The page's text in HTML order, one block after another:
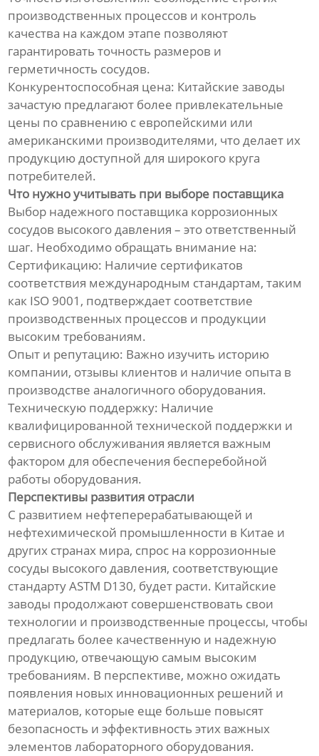
производственных процессов и контроль
качества на каждом этапе позволяют
гарантировать точность размеров и
герметичность сосудов.
Конкурентоспособная цена: Китайские заводы
зачастую предлагают более привлекательные
цены по сравнению с европейскими или
американскими производителями, что делает их
продукцию доступной для широкого круга
потребителей.
Что нужно учитывать при выборе поставщика
Выбор надежного поставщика коррозионных
сосудов высокого давления – это ответственный
шаг. Необходимо обращать внимание на:
Сертификацию: Наличие сертификатов
соответствия международным стандартам, таким
как ISO 9001, подтверждает соответствие
производственных процессов и продукции
высоким требованиям.
Опыт и репутацию: Важно изучить историю
компании, отзывы клиентов и наличие опыта в
производстве аналогичного оборудования.
Техническую поддержку: Наличие
квалифицированной технической поддержки и
сервисного обслуживания является важным
фактором для обеспечения бесперебойной
работы оборудования.
Перспективы развития отрасли
С развитием нефтеперерабатывающей и
нефтехимической промышленности в Китае и
других странах мира, спрос на коррозионные
сосуды высокого давления, соответствующие
стандарту ASTM D130, будет расти. Китайские
заводы продолжают совершенствовать свои
технологии и производственные процессы, чтобы
предлагать более качественную и надежную
продукцию, отвечающую самым высоким
требованиям. В перспективе, можно ожидать
появления новых инновационных решений и
материалов, которые еще больше повысят
безопасность и эффективность этих важных
элементов лабораторного оборудования.